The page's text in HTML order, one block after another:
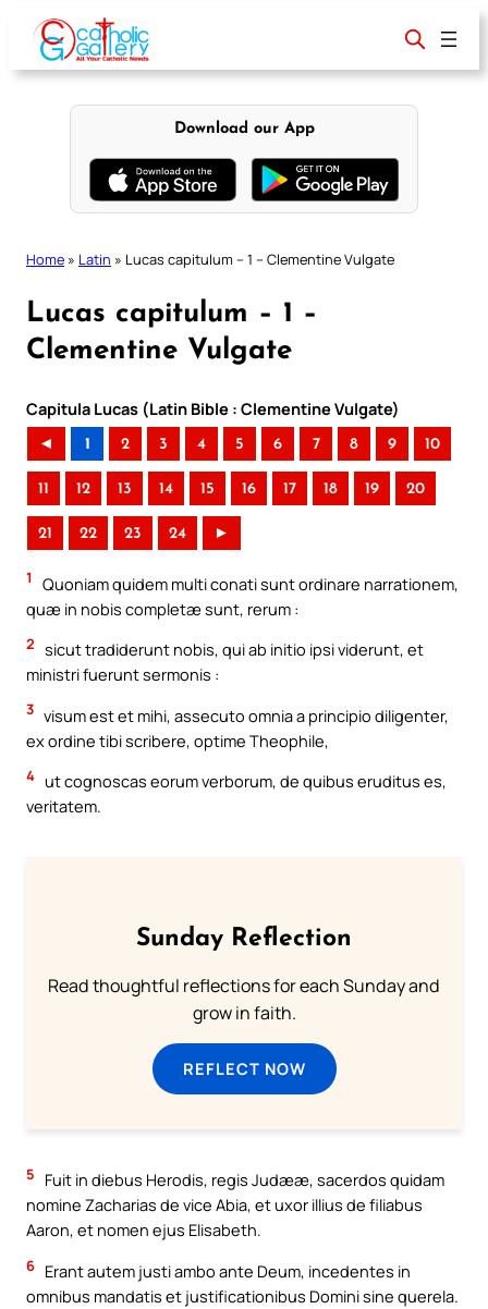
content
Download our App
Home » Latin » Lucas capitulum – 1 – Clementine Vulgate
Lucas capitulum – 1 –
Clementine Vulgate
Capitula Lucas (Latin Bible : Clementine Vulgate)
◄ 1 2 3 4 5 6 7 8 9 10
11 12 13 14 15 16 17 18 19 20
21 22 23 24 ►
1
Quoniam quidem multi conati sunt ordinare narrationem,
quæ in nobis completæ sunt, rerum :
2 sicut tradiderunt nobis, qui ab initio ipsi viderunt, et
ministri fuerunt sermonis :
3 visum est et mihi, assecuto omnia a principio diligenter,
ex ordine tibi scribere, optime Theophile,
4 ut cognoscas eorum verborum, de quibus eruditus es,
veritatem.
Sunday Reflection
Read thoughtful reflections for each Sunday and
grow in faith.
REFLECT NOW
5
Fuit in diebus Herodis, regis Judææ, sacerdos quidam
nomine Zacharias de vice Abia, et uxor illius de filiabus
Aaron, et nomen ejus Elisabeth.
6 Erant autem justi ambo ante Deum, incedentes in
omnibus mandatis et justificationibus Domini sine querela.